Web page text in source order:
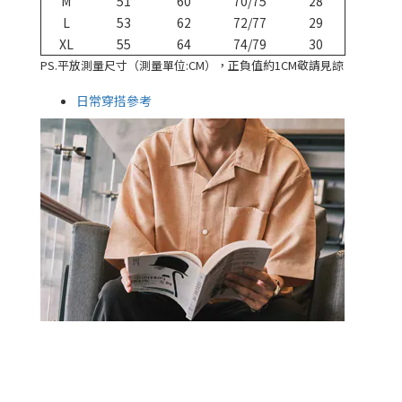
L
53 62 72/77
29
XL
55 64 74/79 30
PS.平放測量尺寸（測量單位:CM），正負值約1CM敬請見諒
日常穿搭參考